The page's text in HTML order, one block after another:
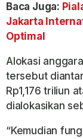
Baca Juga:
Jakarta
Optimal
Alokasi
tersebut
Rp1,176 triliun
dialokasikan
“Kemudian